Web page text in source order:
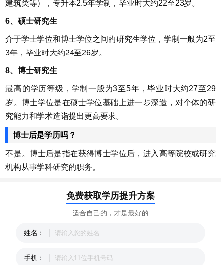
建筑类等），专升本2.5年学制，毕业时大约22至23岁。
6、硕士研究生
介于学士学位和博士学位之间的研究生学位，学制一般为2至
3年，毕业时大约24至26岁。
8、博士研究生
最高的学历等级，学制一般为3至5年，毕业时大约27至29
岁。博士学位是在硕士学位基础上进一步深造，对个体的研
究能力和学术造诣提出更高要求。
博士后是学历吗？
不是。博士后是指在获得博士学位后，进入高等院校或研究
机构从事学科研究的职务。
免费获取学历提升方案
适合自己的，才是最好的
姓名：
手机：